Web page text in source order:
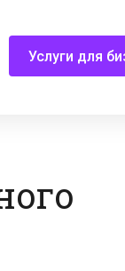
Услуги для